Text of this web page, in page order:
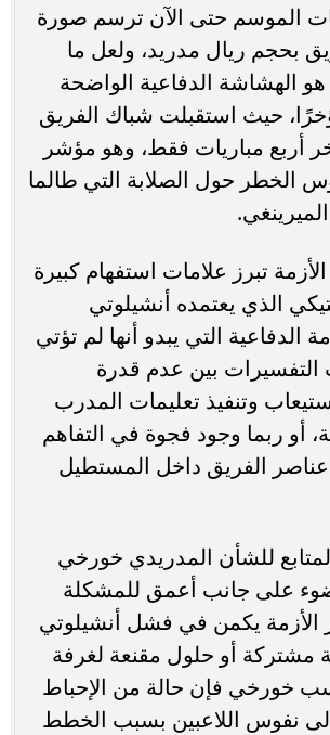
الموسم حتى الآن ترسم صورة
بحجم ريال مدريد، ولعل ما
هو الهشاشة الدفاعية الواضحة
حيث استقبلت شباك الفريق
أربع مباريات فقط، وهو مؤشر
الخطر حول الصلابة التي طالما
تبرز علامات استفهام كبيرة
الذي يعتمده أنشيلوتي
الدفاعية التي يبدو أنها لم تؤتي
التفسيرات بين عدم قدرة
وتنفيذ تعليمات المدرب
أو ربما وجود فجوة في التفاهم
عناصر الفريق داخل المستطيل
للشأن المدريدي خورخي
على جانب أعمق للمشكلة
الأزمة يكمن في فشل أنشيلوتي
مشتركة أو حلول مقنعة لغرفة
خورخي فإن حالة من الإحباط
نفوس اللاعبين بسبب الخطط